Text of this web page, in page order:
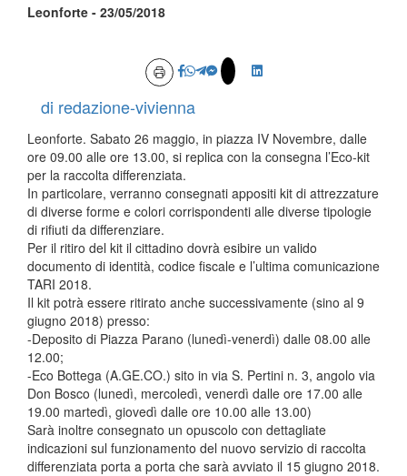
Leonforte - 23/05/2018
di redazione-vivienna
Leonforte. Sabato 26 maggio, in piazza IV Novembre, dalle
ore 09.00 alle ore 13.00, si replica con la consegna l’Eco-kit
per la raccolta differenziata.
In particolare, verranno consegnati appositi kit di attrezzature
di diverse forme e colori corrispondenti alle diverse tipologie
di rifiuti da differenziare.
Per il ritiro del kit il cittadino dovrà esibire un valido
documento di identità, codice fiscale e l’ultima comunicazione
TARI 2018.
Il kit potrà essere ritirato anche successivamente (sino al 9
giugno 2018) presso:
-Deposito di Piazza Parano (lunedì-venerdì) dalle 08.00 alle
12.00;
-Eco Bottega (A.GE.CO.) sito in via S. Pertini n. 3, angolo via
Don Bosco (lunedì, mercoledì, venerdì dalle ore 17.00 alle
19.00 martedì, giovedì dalle ore 10.00 alle 13.00)
Sarà inoltre consegnato un opuscolo con dettagliate
indicazioni sul funzionamento del nuovo servizio di raccolta
differenziata porta a porta che sarà avviato il 15 giugno 2018.